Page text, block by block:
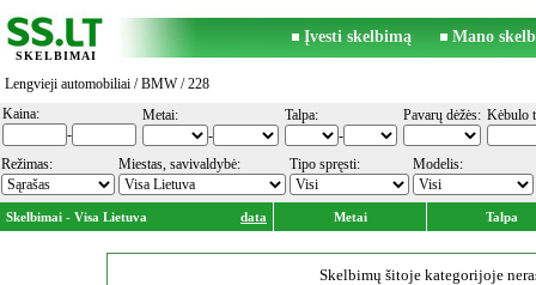
SKELBIMAI
Įvesti skelbimą Mano
Lengvieji automobiliai /BMW/ 228
Kaina:
-
Metai:
-
Talpa:
-
Pavarų dėžės: Kėbulo
Režimas: Miestas, savivaldybė: Tipo spręsti: Modelis:
Skelbimai - Visa Lietuva data Metai Talpa
Skelbimų šitoje kategorijoje